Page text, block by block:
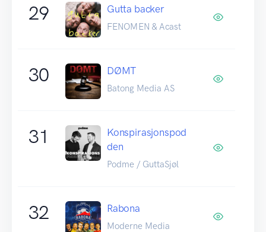
29 Gutta backer
FENOMEN & Acast
30 DØMT
Batong Media AS
31
Konspirasjonspod
den
Podme / GuttaSjøl
32 Rabona
Moderne Media